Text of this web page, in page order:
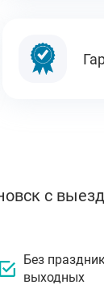
с
Без
выходных